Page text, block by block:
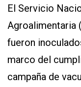
CONTÁCTENOS
AYUDA
Y
POLÍTICAS
El Servicio
Agroalimentaria
fueron
marco del
campaña de